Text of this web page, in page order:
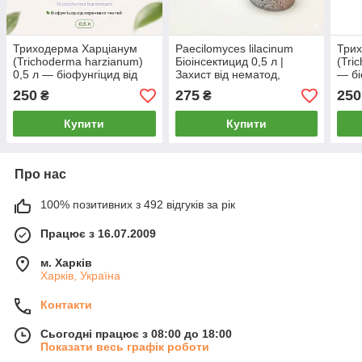
Триходерма Харціанум
(Trichoderma harzianum)
0,5 л — біофунгіцид від
кореневих гнилей,
зерновий міцелій MYCO
GUARDIAN
250 ₴
Купити
Paecilomyces lilacinum
Біоінсектицид 0,5 л |
Захист від нематод,
попелиці, проти яєць
слимаків | MYCO
GUARDIAN
275₴
Купити
—
250
Про нас
100% позитивних з 492 відгуків за рік
Працює з 16.07.2009
м. Харків
Харків, Україна
Контакти
Сьогодні працює з 08:00 до 18:00
Показати весь графік роботи